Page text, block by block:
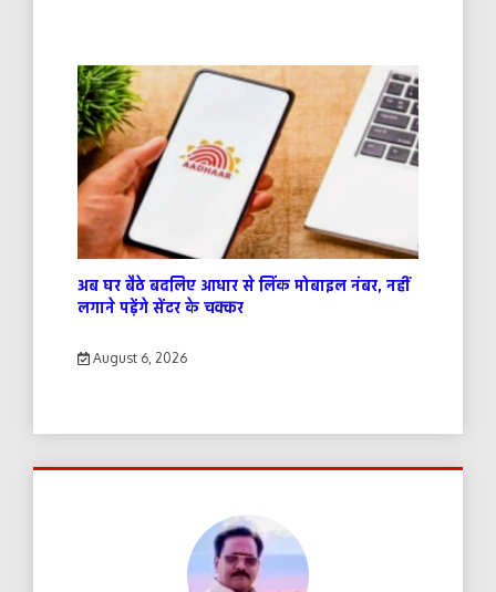
अब घर बैठे बदलिए आधार से लिंक मोबाइल नंबर, नहीं
लगाने पड़ेंगे सेंटर के चक्कर
August 6, 2026